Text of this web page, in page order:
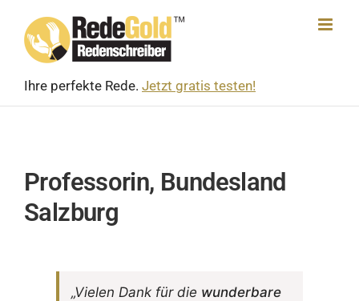
content
Ihre perfekte Rede. Jetzt gratis testen!
Professorin, Bundesland
Salzburg
„Vielen Dank für die wunder­bare